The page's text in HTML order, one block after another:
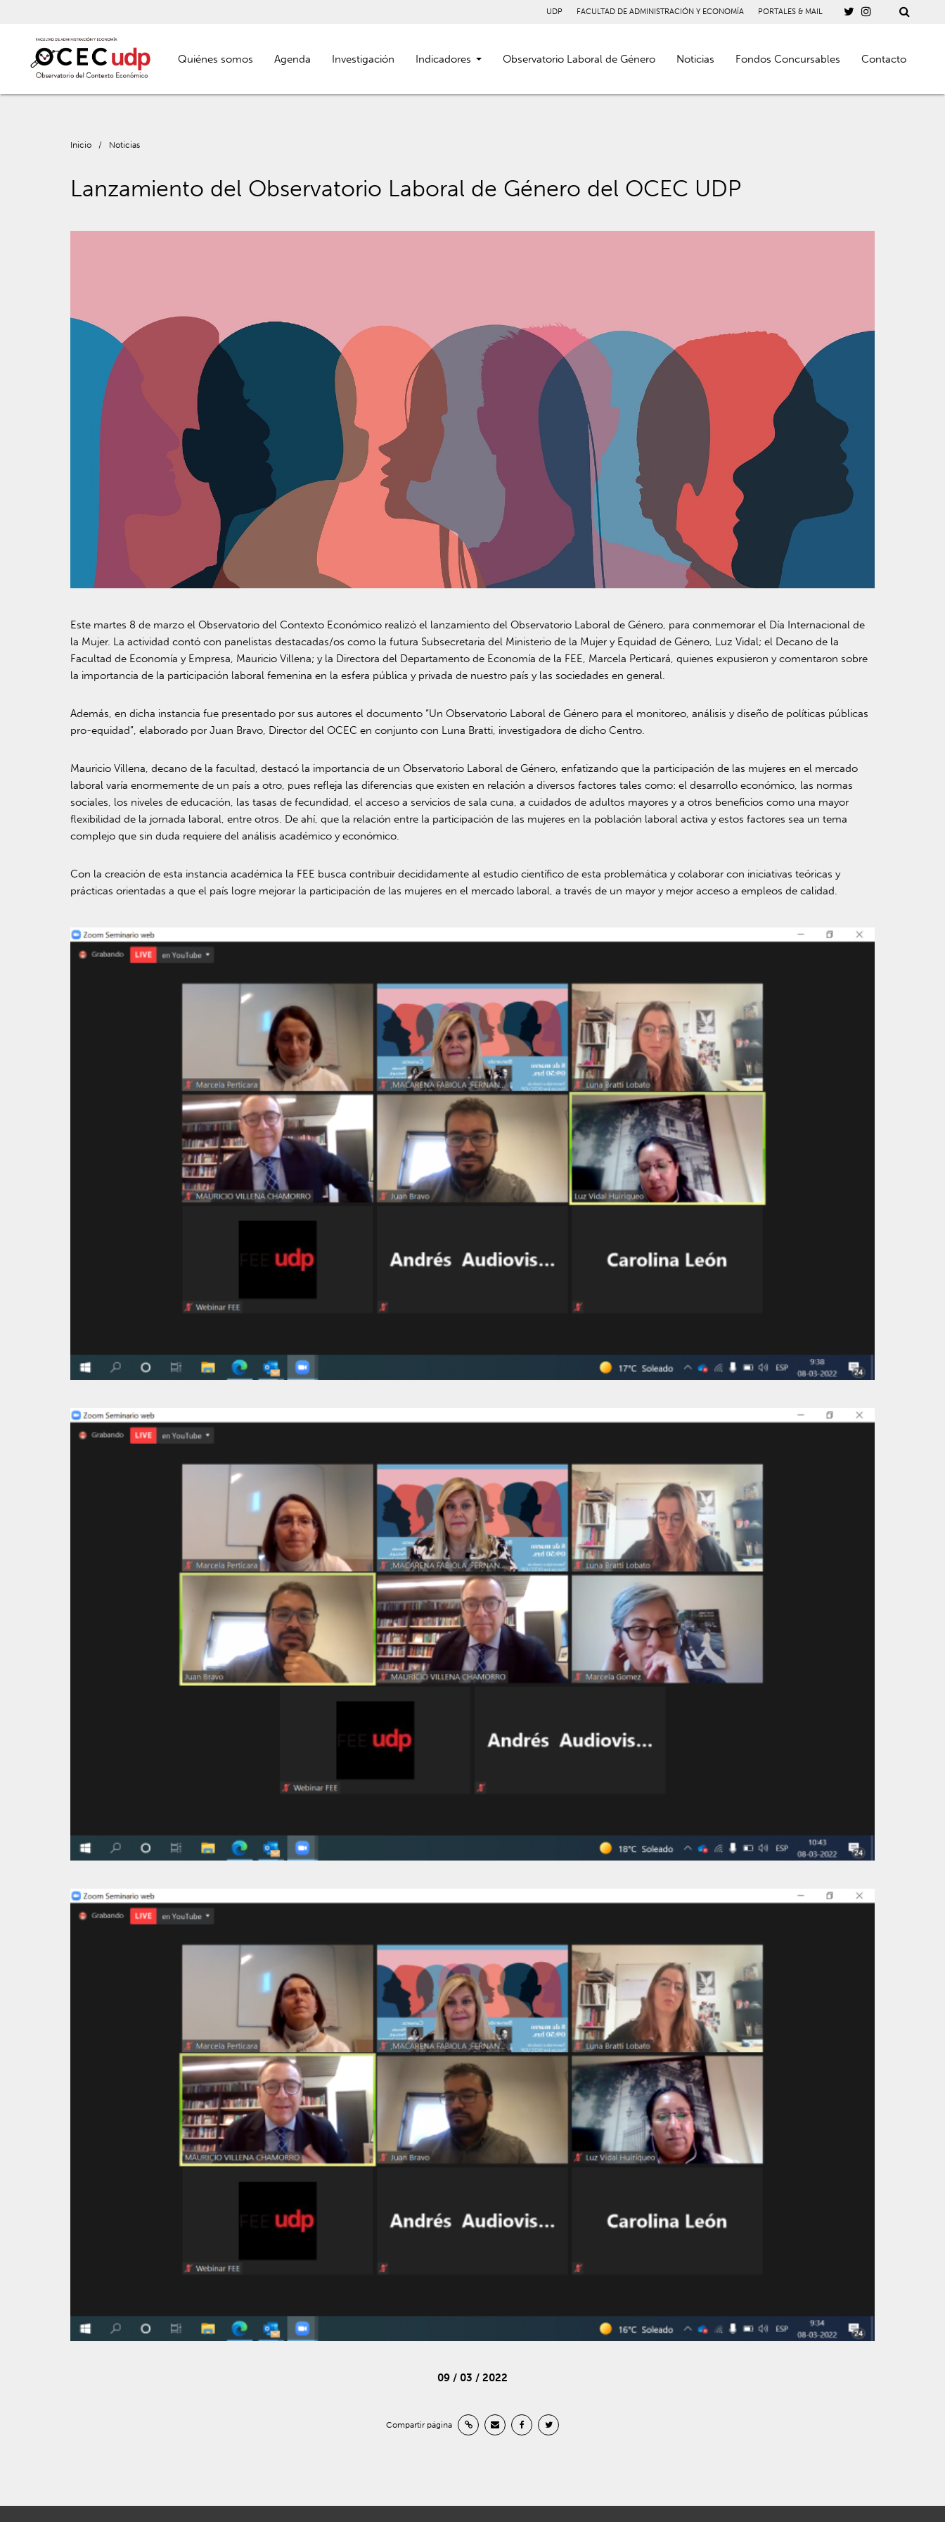
UDP FACULTAD DE ADMINISTRACIÓN Y ECONOMÍA PORTALES & MAIL
Quiénes somos Agenda Investigación Indicadores Observatorio Laboral de Género Noticias Fondos Concursables Contacto
Inicio / Noticias
Lanzamiento del Observatorio Laboral de Género del OCEC UDP
Este martes 8 de marzo el Observatorio del Contexto Económico realizó el lanzamiento del Observatorio Laboral de Género, para conmemorar el Día Internacional de
la Mujer. La actividad contó con panelistas destacadas/os como la futura Subsecretaria del Ministerio de la Mujer y Equidad de Género, Luz Vidal; el Decano de la
Facultad de Economía y Empresa, Mauricio Villena; y la Directora del Departamento de Economía de la FEE, Marcela Perticará, quienes expusieron y comentaron sobre
la importancia de la participación laboral femenina en la esfera pública y privada de nuestro país y las sociedades en general.
Además, en dicha instancia fue presentado por sus autores el documento “Un Observatorio Laboral de Género para el monitoreo, análisis y diseño de políticas públicas
pro-equidad”, elaborado por Juan Bravo, Director del OCEC en conjunto con Luna Bratti, investigadora de dicho Centro.
Mauricio Villena, decano de la facultad, destacó la importancia de un Observatorio Laboral de Género, enfatizando que la participación de las mujeres en el mercado
laboral varía enormemente de un país a otro, pues refleja las diferencias que existen en relación a diversos factores tales como: el desarrollo económico, las normas
sociales, los niveles de educación, las tasas de fecundidad, el acceso a servicios de sala cuna, a cuidados de adultos mayores y a otros beneficios como una mayor
flexibilidad de la jornada laboral, entre otros. De ahí, que la relación entre la participación de las mujeres en la población laboral activa y estos factores sea un tema
complejo que sin duda requiere del análisis académico y económico.
Con la creación de esta instancia académica la FEE busca contribuir decididamente al estudio científico de esta problemática y colaborar con iniciativas teóricas y
prácticas orientadas a que el país logre mejorar la participación de las mujeres en el mercado laboral, a través de un mayor y mejor acceso a empleos de calidad.
09 / 03 / 2022
Compartir página